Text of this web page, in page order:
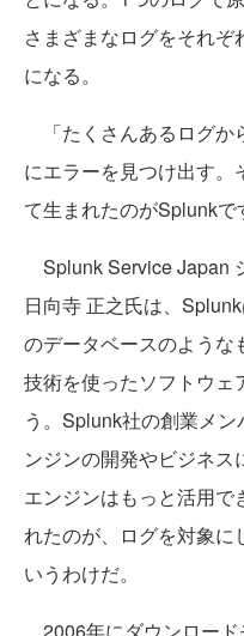
さまざまなログをそれぞ
になる。
「たくさんあるログか
にエラーを見つけ出す。
て生まれたのがSplunkで
Splunk Service Japan
日向寺 正之氏は、
のデータベースのような
技術を使ったソフトウェ
う。Splunk社の創業メ
ンジンの開発やビジネ
エンジンはもっと活用で
れたのが、ログを対象に
いうわけだ。
2006年にダウンロー